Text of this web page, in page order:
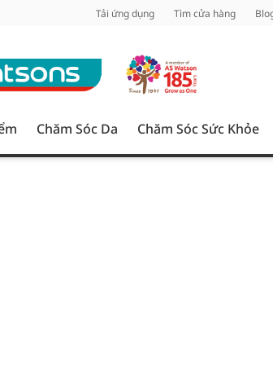
Tải ứng dụng Tìm cửa hàng
Chăm Sóc Da Chăm Sóc Sức Khỏe